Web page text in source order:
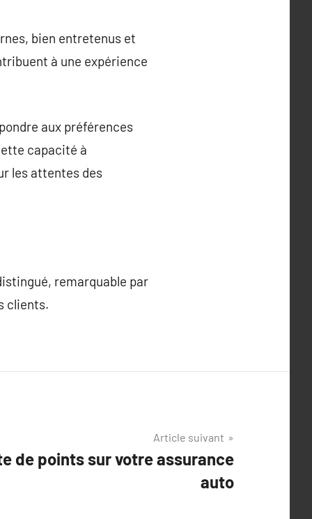
bien entretenus et
à une expérience
aux préférences
capacité à
les attentes des
remarquable par
clients.
Article suivant
de points sur votre assurance
auto